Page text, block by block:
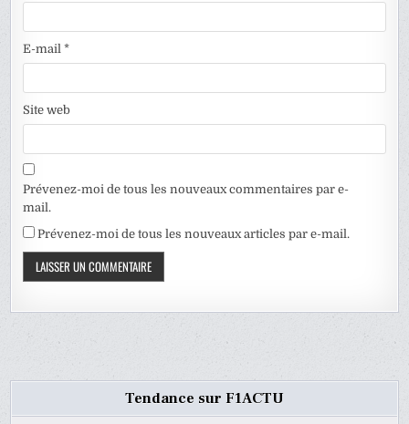
E-mail*
Site web
Prévenez-moi de tous les nouveaux commentaires par e-
mail.
Prévenez-moi de tous les nouveaux articles par e-mail.
Tendance sur F1ACTU